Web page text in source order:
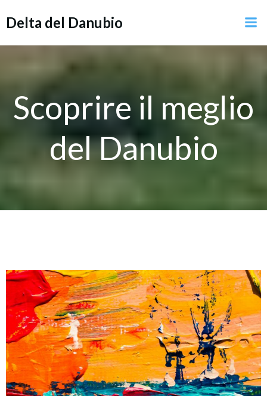
Delta del Danubio
Scoprire il meglio
del Danubio